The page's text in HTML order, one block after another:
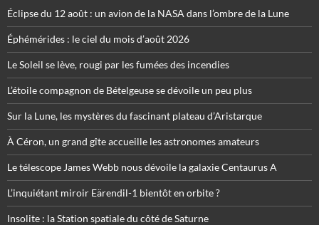
Éclipse du 12 août : un avion de la NASA dans l’ombre de la Lune
Éphémérides : le ciel du mois d’août 2026
Le Soleil se lève, rougi par les fumées des incendies
L’étoile compagnon de Bételgeuse se dévoile un peu plus
Sur la Lune, les mystères du fascinant plateau d’Aristarque
À Céron, un grand gîte accueille les astronomes amateurs
Le télescope James Webb nous dévoile la galaxie Centaurus A
L’inquiétant miroir Eärendil-1 bientôt en orbite ?
Insolite : la Station spatiale du côté de Saturne